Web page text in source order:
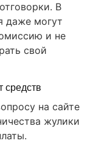
В
даже могут
и не
свой
средств
на сайте
жулики